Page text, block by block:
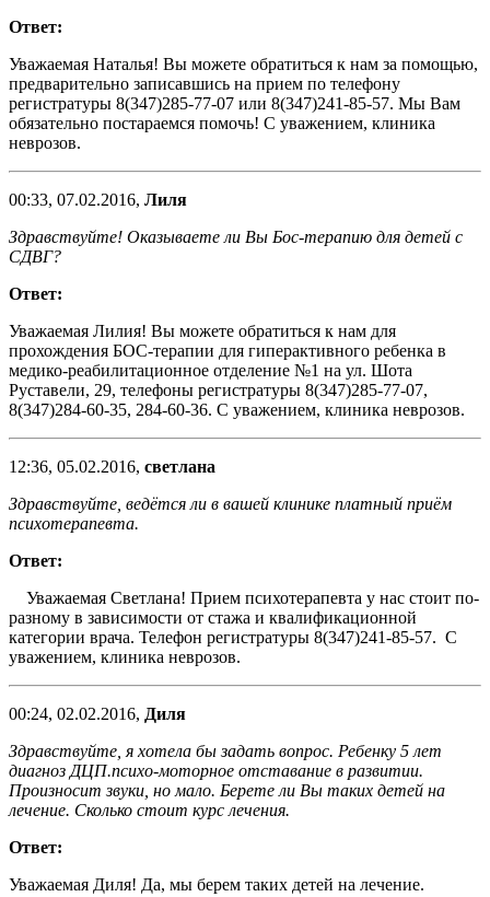
Ответ:
Уважаемая Наталья! Вы можете обратиться к нам за помощью,
предварительно записавшись на прием по телефону
регистратуры 8(347)285-77-07 или 8(347)241-85-57. Мы Вам
обязательно постараемся помочь! С уважением, клиника
неврозов.
00:33, 07.02.2016, Лиля
Здравствуйте! Оказываете ли Вы Бос-терапию для детей с
СДВГ?
Ответ:
Уважаемая Лилия! Вы можете обратиться к нам для
прохождения БОС-терапии для гиперактивного ребенка в
медико-реабилитационное отделение №1 на ул. Шота
Руставели, 29, телефоны регистратуры 8(347)285-77-07,
8(347)284-60-35, 284-60-36. С уважением, клиника неврозов.
12:36, 05.02.2016, светлана
Здравствуйте, ведётся ли в вашей клинике платный приём
психотерапевта.
Ответ:
Уважаемая Светлана! Прием психотерапевта у нас стоит по-
разному в зависимости от стажа и квалификационной
категории врача. Телефон регистратуры 8(347)241-85-57. С
уважением, клиника неврозов.
00:24, 02.02.2016, Диля
Здравствуйте, я хотела бы задать вопрос. Ребенку 5 лет
диагноз ДЦП.психо-моторное отставание в развитии.
Произносит звуки, но мало. Берете ли Вы таких детей на
лечение. Сколько стоит курс лечения.
Ответ:
Уважаемая Диля! Да, мы берем таких детей на лечение.